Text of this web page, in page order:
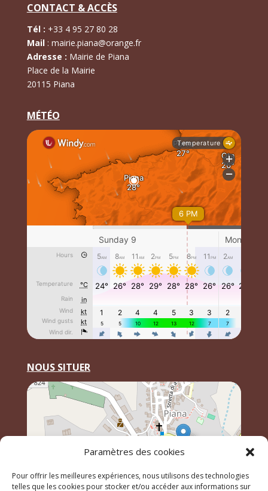
Paramètres des cookies
Pour offrir les meilleures expériences, nous utilisons des technologies
telles que les cookies pour stocker et/ou accéder aux informations sur
CONTACT & ACCÈS
Tél : +33 4 95 27 80 28
Mail: mairie.piana@orange.fr
Adresse : Mairie de Piana
Place de la Mairie
20115 Piana
MÉTÉO
NOUS SITUER